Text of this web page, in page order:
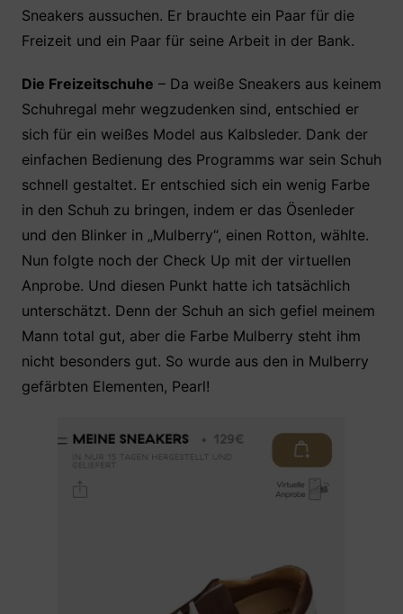
Sneakers aussuchen. Er brauchte ein Paar für die
Freizeit und ein Paar für seine Arbeit in der Bank.
Die Freizeitschuhe – Da weiße Sneakers aus keinem
Schuhregal mehr wegzudenken sind, entschied er
sich für ein weißes Model aus Kalbsleder. Dank der
einfachen Bedienung des Programms war sein Schuh
schnell gestaltet. Er entschied sich ein wenig Farbe
in den Schuh zu bringen, indem er das Ösenleder
und den Blinker in „Mulberry“, einen Rotton, wählte.
Nun folgte noch der Check Up mit der virtuellen
Anprobe. Und diesen Punkt hatte ich tatsächlich
unterschätzt. Denn der Schuh an sich gefiel meinem
Mann total gut, aber die Farbe Mulberry steht ihm
nicht besonders gut. So wurde aus den in Mulberry
gefärbten Elementen, Pearl!